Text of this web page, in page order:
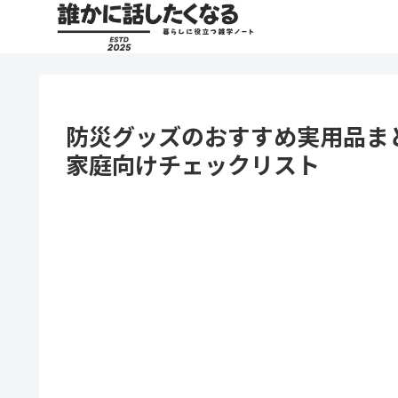
防災グッズのおすすめ実用品
家庭向けチェックリスト